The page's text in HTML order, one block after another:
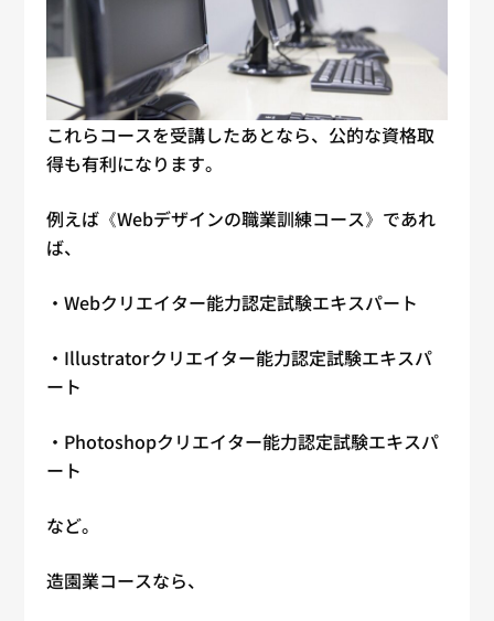
これらコースを受講したあとなら、公的な資格取
得も有利になります。
例えば《Webデザインの職業訓練コース》であれ
ば、
・Webクリエイター能力認定試験エキスパート
・Illustratorクリエイター能力認定試験エキスパ
ート
・Photoshopクリエイター能力認定試験エキスパ
ート
など。
造園業コースなら、